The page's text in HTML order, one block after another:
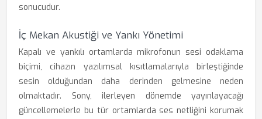
sonucudur.
İç Mekan Akustiği ve Yankı Yönetimi
Kapalı ve yankılı ortamlarda mikrofonun sesi odaklama
biçimi, cihazın yazılımsal kısıtlamalarıyla birleştiğinde
sesin olduğundan daha derinden gelmesine neden
olmaktadır. Sony, ilerleyen dönemde yayınlayacağı
güncellemelerle bu tür ortamlarda ses netliğini korumak